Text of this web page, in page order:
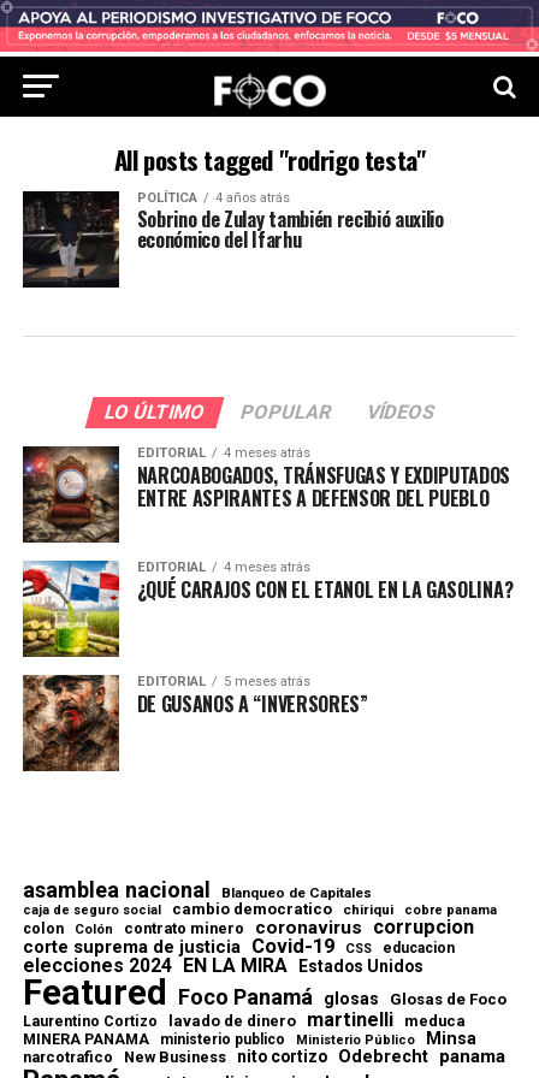
All posts tagged "rodrigo testa"
POLÍTICA 4 años atrás
Sobrino de Zulay también recibió auxilio
económico del Ifarhu
LO ÚLTIMO POPULAR VÍDEOS
EDITORIAL 4 meses atrás
NARCOABOGADOS, TRÁNSFUGAS Y EXDIPUTADOS
ENTRE ASPIRANTES A DEFENSOR DEL PUEBLO
EDITORIAL 4 meses atrás
¿QUÉ CARAJOS CON EL ETANOL EN LA GASOLINA?
EDITORIAL 5 meses atrás
DE GUSANOS A “INVERSORES”
asamblea nacional Blanqueo de Capitales
caja de seguro social cambio democratico chiriqui cobre panama
colon Colón contrato minero coronavirus corrupcion
corte suprema de justicia Covid-19 CSS educacion
elecciones 2024 EN LA MIRA Estados Unidos
Featured Foco Panamá glosas Glosas de Foco
Laurentino Cortizo lavado de dinero martinelli meduca
MINERA PANAMA ministerio publico Ministerio Público Minsa
narcotrafico New Business nito cortizo Odebrecht panama